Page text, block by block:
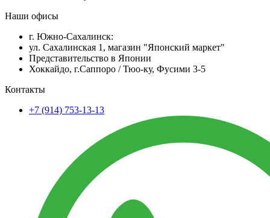
Наши офисы
г. Южно-Сахалинск:
ул. Сахалинская 1, магазин "Японский маркет"
Представительство в Японии
Хоккайдо, г.Саппоро / Тюо-ку, Фусими 3-5
Контакты
+7 (914) 753-13-13